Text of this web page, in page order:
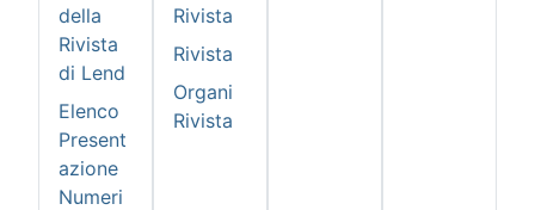
della
Rivista
di Lend
Elenco
Present
azione
Numeri
Rivista
Rivista
Organi
Rivista